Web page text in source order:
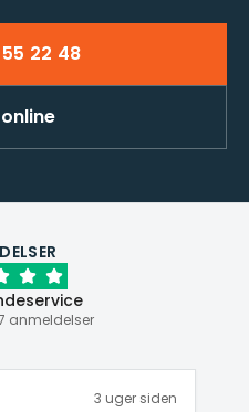
55 22 48
anmeldelser
3 uger siden